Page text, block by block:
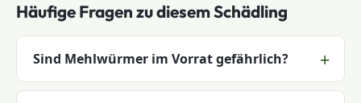
Häufige Fragen zu diesem Schädling
Sind Mehlwürmer im Vorrat gefährlich?